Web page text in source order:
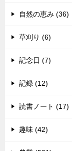
自然の恵み (36)
草刈り (6)
記念日 (7)
記録 (12)
読書ノート (17)
趣味 (42)